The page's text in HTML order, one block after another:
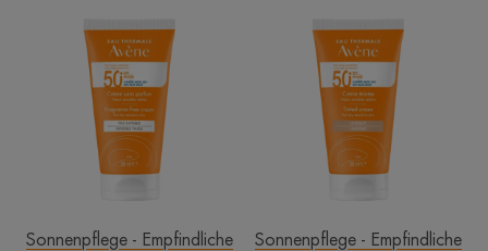
SPF
50+
ohne
Duftstoffe
Sonnenpflege - Empfindliche
Sonnencreme
SPF
50+
Sonnenpflege - Empfindliche